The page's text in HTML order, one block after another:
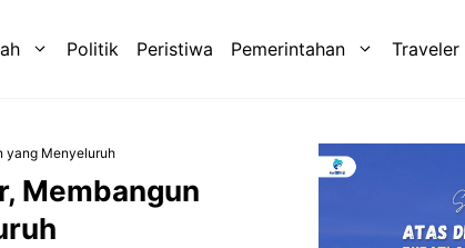
Politik Peristiwa Pemerintahan Traveler
yang Menyeluruh
Membangun